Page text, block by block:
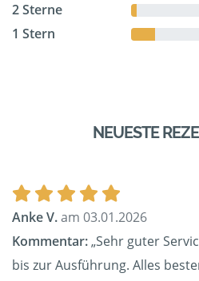
2 Sterne
1 Stern
NEUESTE
Anke V.am 03.01.2026
Kommentar:„Sehr guter
bis zur Ausführung. Alles